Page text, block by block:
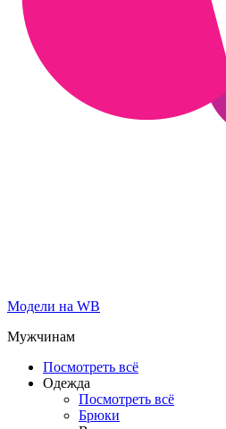
Модели на WB
Мужчинам
Посмотреть всё
Одежда
Посмотреть всё
Брюки